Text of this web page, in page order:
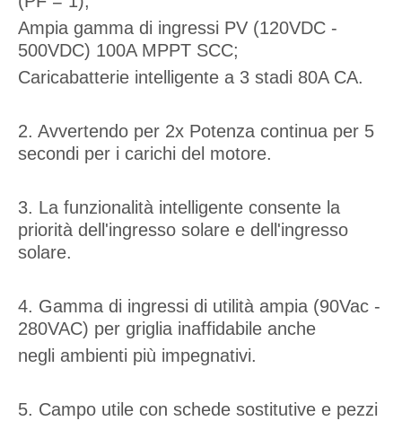
Ampia gamma di ingressi PV (120VDC -
500VDC) 100A MPPT SCC;
Caricabatterie intelligente a 3 stadi 80A CA.
2. Avvertendo per 2x Potenza continua per 5
secondi per i carichi del motore.
3. La funzionalità intelligente consente la
priorità dell'ingresso solare e dell'ingresso
solare.
4. Gamma di ingressi di utilità ampia (90Vac -
280VAC) per griglia inaffidabile anche
negli ambienti più impegnativi.
5. Campo utile con schede sostitutive e pezzi